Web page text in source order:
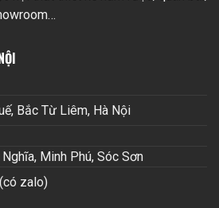
Bắc Từ Liêm, Hà Nội
Minh Phú, Sóc Sơn
zalo)